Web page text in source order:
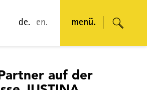
de. en. menü.
auf der